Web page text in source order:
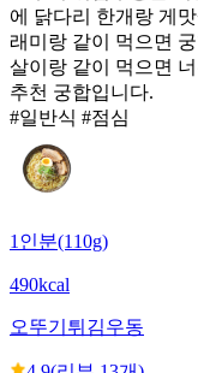
에 닭다리 한개랑 게
래미랑 같이 먹으면
살이랑 같이 먹으면
추천 궁합입니다.
#일반식 #점심
1인분(110g)
490kcal
오뚜기 튀김우동